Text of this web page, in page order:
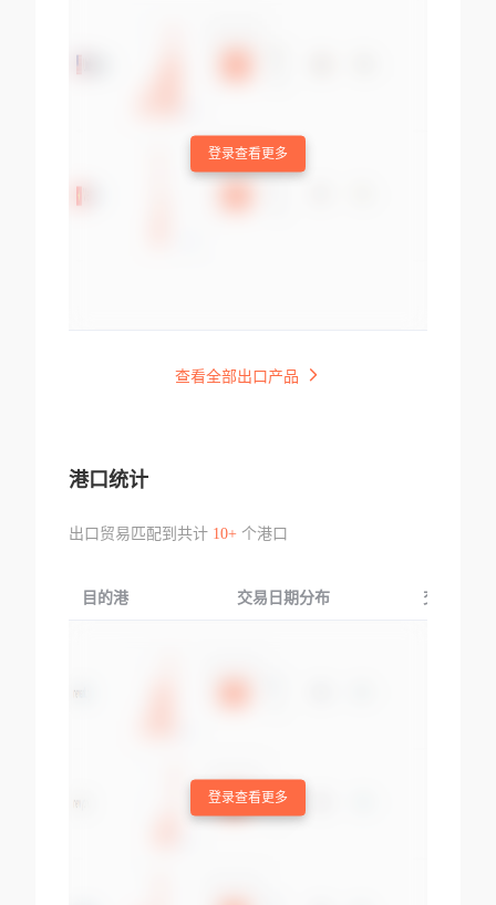
登录查看更多
查看全部出口产品
港口统计
出口贸易匹配到共计 10+个港口
目的港 交易日期分布 交易产品
登录查看更多